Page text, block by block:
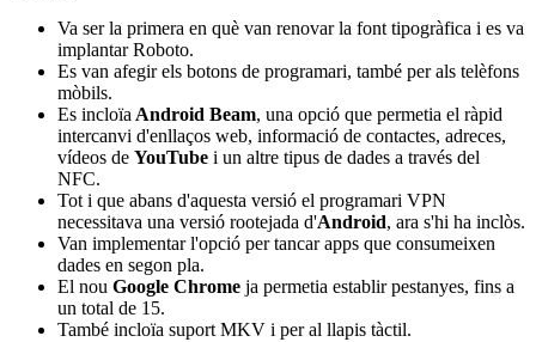
Va ser la primera en què van renovar la font tipogràfica i es va
implantar Roboto.
Es van afegir els botons de programari, també per als telèfons
mòbils.
Es incloïa Android Beam, una opció que permetia el ràpid
intercanvi d'enllaços web, informació de contactes, adreces,
vídeos de YouTube i un altre tipus de dades a través del
NFC.
Tot i que abans d'aquesta versió el programari VPN
necessitava una versió rootejada d'Android, ara s'hi ha inclòs.
Van implementar l'opció per tancar apps que consumeixen
dades en segon pla.
El nou Google Chrome ja permetia establir pestanyes, fins a
un total de 15.
També incloïa suport MKV i per al llapis tàctil.